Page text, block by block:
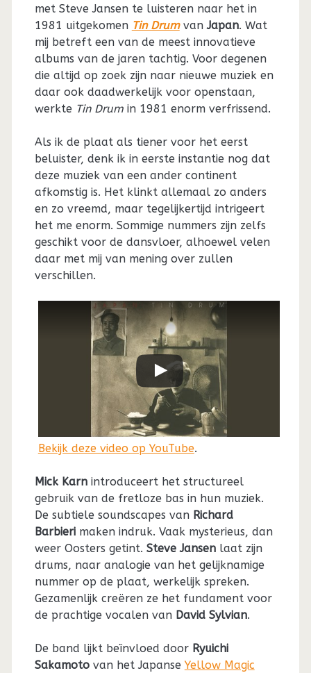
met Steve Jansen te luisteren naar het in
1981 uitgekomen Tin DrumvanJapan. Wat
mij betreft een van de meest innovatieve
albums van de jaren tachtig. Voor degenen
die altijd op zoek zijn naar nieuwe muziek en
daar ook daadwerkelijk voor openstaan,
werkte Tin Drumin 1981 enorm verfrissend.
Als ik de plaat als tiener voor het eerst
beluister, denk ik in eerste instantie nog dat
deze muziek van een ander continent
afkomstig is. Het klinkt allemaal zo anders
en zo vreemd, maar tegelijkertijd intrigeert
het me enorm. Sommige nummers zijn zelfs
geschikt voor de dansvloer, alhoewel velen
daar met mij van mening over zullen
verschillen.
Bekijk deze video op YouTube.
Mick Karnintroduceert het structureel
gebruik van de fretloze bas in hun muziek.
De subtiele soundscapes van Richard
Barbierimaken indruk. Vaak mysterieus, dan
weer Oosters getint. Steve Jansenlaat zijn
drums, naar analogie van het gelijknamige
nummer op de plaat, werkelijk spreken.
Gezamenlijk creëren ze het fundament voor
de prachtige vocalen van David Sylvian.
De band lijkt beïnvloed door Ryuichi
Sakamotovan het Japanse Yellow Magic